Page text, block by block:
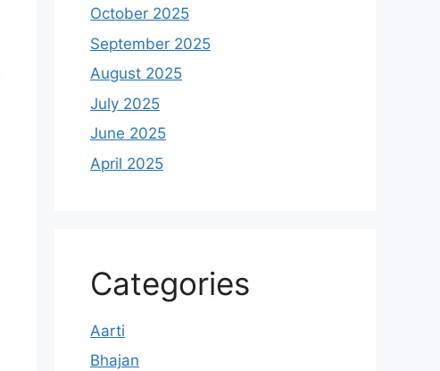
October 2025
September 2025
August 2025
July 2025
June 2025
April 2025
Categories
Aarti
Bhajan